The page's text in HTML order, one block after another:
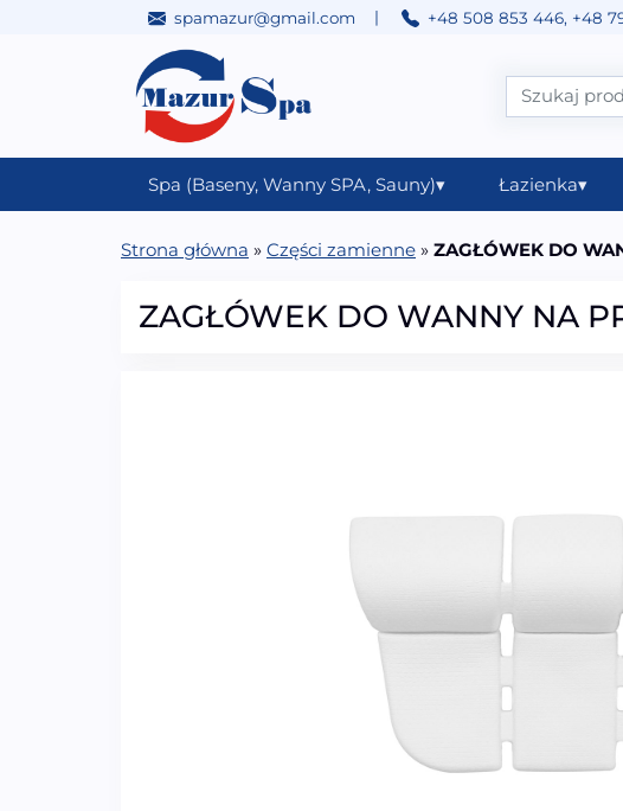
spamazur@gmail.com | +48 508 853 446, +48
Main Navigation
Spa (Baseny, Wanny SPA, Sauny)▾ Łazienka▾
Strona główna » Części zamienne » ZAGŁÓWEK DO
ZAGŁÓWEK DO WANNY NA